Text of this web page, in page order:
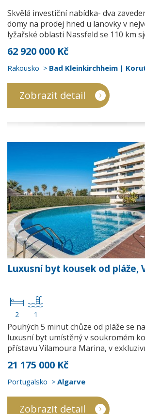
Skvělá investiční nabídka- dva
domy na prodej hned u lanovky v
lyžařské oblasti Nassfeld se 110 km
62 920 000 Kč
Rakousko Bad Kleinkirchheim |
Zobrazit detail
Luxusní byt kousek od pláže,
2 1
Pouhých 5 minut chůze od pláže se
luxusní byt umístěný v soukromém
přístavu Vilamoura Marina, v
21 175 000 Kč
Portugalsko Algarve
Zobrazit detail